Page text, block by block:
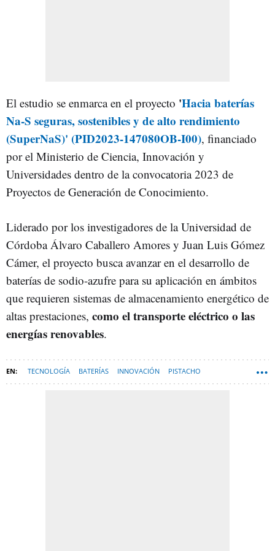
El estudio se enmarca en el proyecto 'Hacia baterías
Na-S seguras, sostenibles y de alto rendimiento
(SuperNaS)' (PID2023-147080OB-I00), financiado
por el Ministerio de Ciencia, Innovación y
Universidades dentro de la convocatoria 2023 de
Proyectos de Generación de Conocimiento.
Liderado por los investigadores de la Universidad de
Córdoba Álvaro Caballero Amores y Juan Luis Gómez
Cámer, el proyecto busca avanzar en el desarrollo de
baterías de sodio-azufre para su aplicación en ámbitos
que requieren sistemas de almacenamiento energético de
altas prestaciones, como el transporte eléctrico o las
energías renovables.
TECNOLOGÍA BATERÍAS INNOVACIÓN PISTACHO